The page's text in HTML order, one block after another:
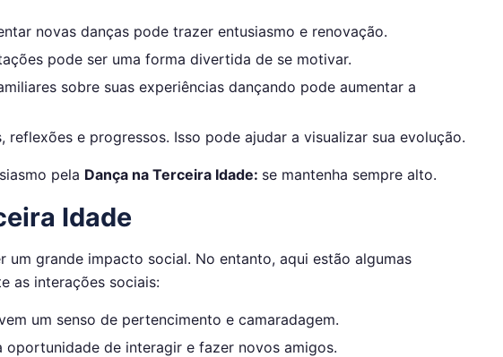
novas danças pode trazer entusiasmo e renovação.
pode ser uma forma divertida de se motivar.
sobre suas experiências dançando pode aumentar a
reflexões e progressos. Isso pode ajudar a visualizar sua evolução.
pela Dança na Terceira Idade: se mantenha sempre alto.
Idade
grande impacto social. No entanto, aqui estão algumas
as interações sociais:
um senso de pertencimento e camaradagem.
oportunidade de interagir e fazer novos amigos.